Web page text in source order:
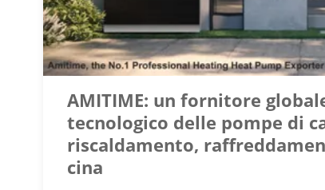
AMITIME: un fornitore
tecnologico delle pompe di
riscaldamento,
cina